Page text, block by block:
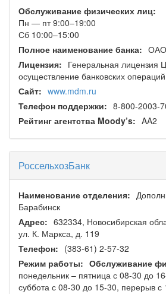
Обслуживание физических лиц:
Пн — пт 9:00–19:00
Сб 10:00–15:00
Полное наименование банка:
Лицензия: Генеральная лицензия
осуществление банковских
Сайт: www.mdm.ru
Телефон поддержки: 8-800-2003-
Рейтинг агентства Moody’s: AA2
РоссельхозБанк
Наименование отделения:
Барабинск
Адрес: 632334, Новосибирская
ул. К. Маркса, д. 119
Телефон: (383-61) 2-57-32
Режим работы: Обслуживание
понедельник – пятница с 08-30 до
суббота с 08-30 до 15-30, перерыв с